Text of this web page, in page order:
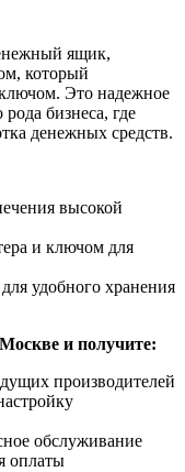
ящик,
который
Это надежное
бизнеса, где
денежных средств.
высокой
и ключом для
удобного хранения
и получите:
производителей
обслуживание
оплаты